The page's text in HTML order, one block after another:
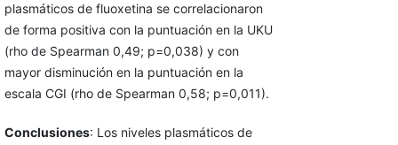
plasmáticos de fluoxetina se correlacionaron
de forma positiva con la puntuación en la UKU
(rho de Spearman 0,49; p=0,038) y con
mayor disminución en la puntuación en la
escala CGI (rho de Spearman 0,58; p=0,011).
Conclusiones: Los niveles plasmáticos de